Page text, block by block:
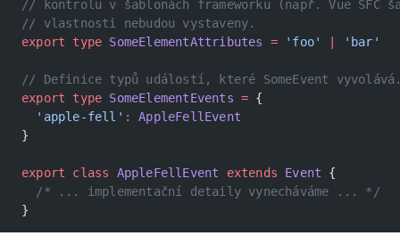
// kontrolu v šablonách frameworku (např. Vue SFC
// vlastnosti nebudou vystaveny.
export type SomeElementAttributes = 'foo' | 'bar'
// Definice typů událostí, které SomeEvent
export type SomeElementEvents = {
  'apple-fell'
:
AppleFellEvent
}
export class AppleFellEvent extends Event {
  /* ... implementační detaily vynecháváme ... */
}